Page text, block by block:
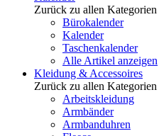
Zurück zu allen Kategorien
Bürokalender
Kalender
Taschenkalender
Alle Artikel anzeigen
Kleidung & Accessoires
Zurück zu allen Kategorien
Arbeitskleidung
Armbänder
Armbanduhren